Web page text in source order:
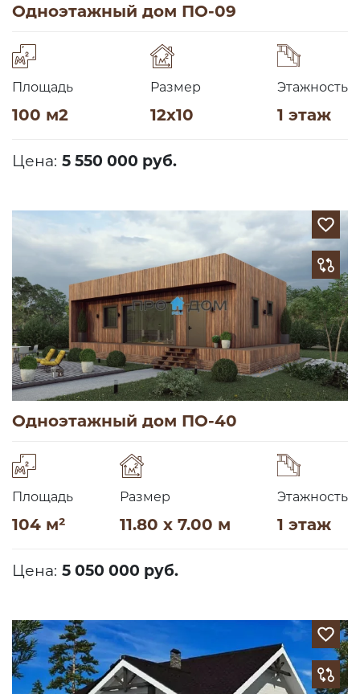
Одноэтажный дом ПО-09
Площадь
100 м2
Размер
12х10
Этажность
1 этаж
Цена: 5 550 000 руб.
Одноэтажный дом ПО-40
Площадь
104 м²
Размер
11.80 x 7.00 м
Этажность
1 этаж
Цена: 5 050 000 руб.